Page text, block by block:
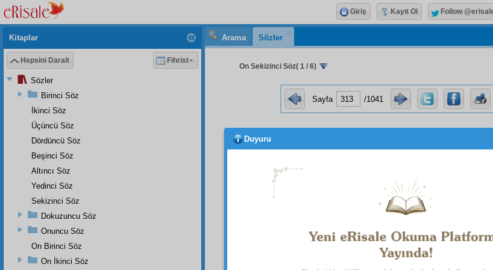
Arama Sözler
On Sekizinci Söz( 1 / 6)
Sayfa /1041
On Sekizinci
Bu Sözün iki makamı var. İkinci Makamı daha
Birinci Makamı Üç Noktadır.
Kitaplar
Hepsini Daralt Fihrist
Sözler
Birinci Söz
İkinci Söz
Üçüncü Söz
Dördüncü Söz
Beşinci Söz
Altıncı Söz
Yedinci Söz
Sekizinci Söz
Dokuzuncu Söz
Onuncu Söz
On Birinci Söz
On İkinci Söz
Giriş Kayıt Ol Follow
Duyuru